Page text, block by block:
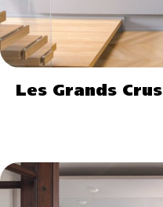
Les Grands Crus